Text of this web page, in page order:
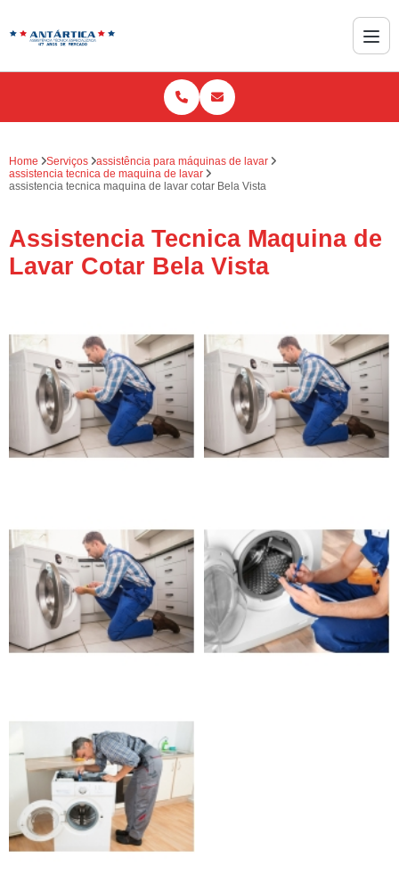
Home Serviços
assistência para máquinas de lavar
assistencia tecnica de maquina de lavar
assistencia tecnica maquina de lavar cotar Bela Vista
Assistencia Tecnica Maquina de
Lavar Cotar Bela Vista